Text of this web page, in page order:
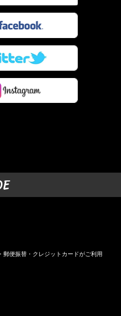
郵便振替・クレジットカードがご利用